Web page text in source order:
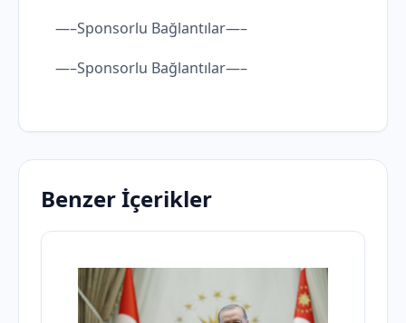
—–Sponsorlu Bağlantılar—–
—–Sponsorlu Bağlantılar—–
Benzer İçerikler